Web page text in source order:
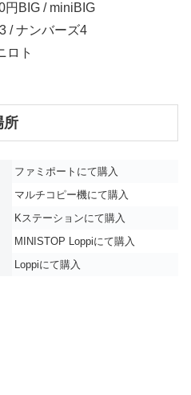
円BIG / miniBIG
/ ナンバーズ4
ロト
所
ファミポートにて購入
マルチコピー機にて購入
Kステーションにて購入
MINISTOP Loppiにて購入
Loppiにて購入